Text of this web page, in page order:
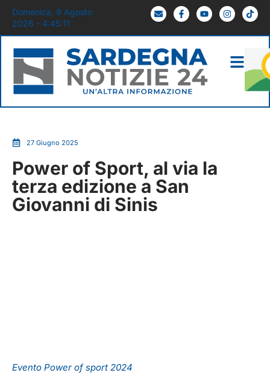
Domenica, 9 Agosto
2026 - 4:45:12
27 Giugno 2025
Power of Sport, al via la
terza edizione a San
Giovanni di Sinis
Evento Power of sport 2024